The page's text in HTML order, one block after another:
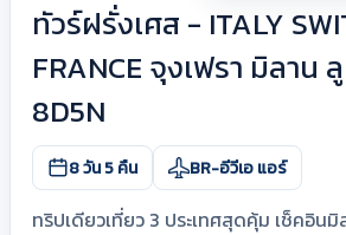
ทัวร์ฝรั่งเศส - ITALY
FRANCE จุงเฟรา มิลาน
8D5N
8 วัน 5 คืน BR-อีวีเอ แอร์
ทริปเดียวเที่ยว 3 ประเทศสุดคุ้ม เช็คอิน